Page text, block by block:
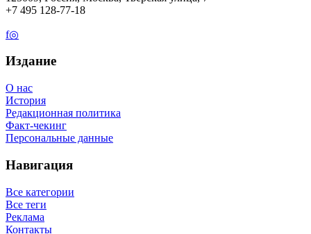
+7 495 128-77-18
f◎
Издание
О нас
История
Редакционная политика
Факт-чекинг
Персональные данные
Навигация
Все категории
Все теги
Реклама
Контакты